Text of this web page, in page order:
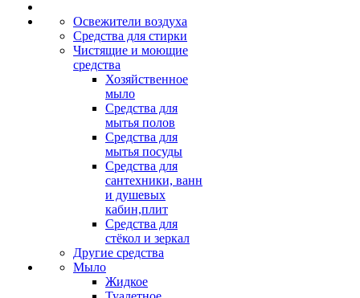
Освежители воздуха
Средства для стирки
Чистящие и моющие
средства
Хозяйственное
мыло
Средства для
мытья полов
Средства для
мытья посуды
Средства для
сантехники, ванн
и душевых
кабин,плит
Средства для
стёкол и зеркал
Другие средства
Мыло
Жидкое